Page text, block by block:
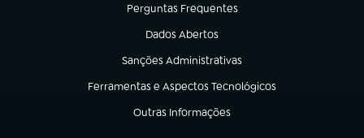
Perguntas Frequentes
(abre em nova aba)
Dados Abertos
(abre em nova aba)
Sanções Administrativas
(abre em nova aba)
Ferramentas e Aspectos Tecnológicos
(abre em nova aba)
Outras Informações
(abre em nova aba)